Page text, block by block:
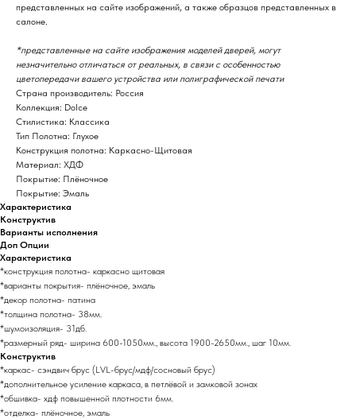
представленных на сайте изображений, а также образцов представленных в
салоне.
*представленные на сайте изображения моделей дверей, могут
незначительно отличаться от реальных, в связи с особенностью
цветопередачи вашего устройства или полиграфической печати
Страна производитель: Россия
Коллекция: Dolce
Стилистика: Классика
Тип Полотна: Глухое
Конструкция полотна: Каркасно-Щитовая
Материал: ХДФ
Покрытие: Плёночное
Покрытие: Эмаль
Характеристика
Конструктив
Варианты исполнения
Доп Опции
Характеристика
*конструкция полотна- каркасно щитовая
*варианты покрытия- плёночное, эмаль
*декор полотна- патина
*толщина полотна- 38мм.
*шумоизоляция- 31дб.
*размерный ряд- ширина 600-1050мм., высота 1900-2650мм., шаг 10мм.
Конструктив
*каркас- сэндвич брус (LVL-брус/мдф/сосновый брус)
*дополнительное усиление каркаса, в петлёвой и замковой зонах
*обшивка- хдф повышенной плотности 6мм.
*отделка- плёночное, эмаль